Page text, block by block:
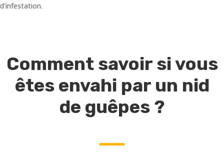
d’infestation.
Comment savoir si vous
êtes envahi par un nid
de guêpes ?